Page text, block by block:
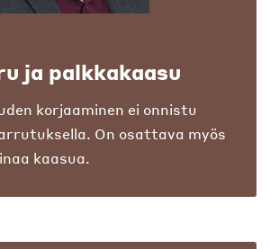
ja palkkakaasu
korjaaminen ei onnistu
On osattava myös
kaasua.